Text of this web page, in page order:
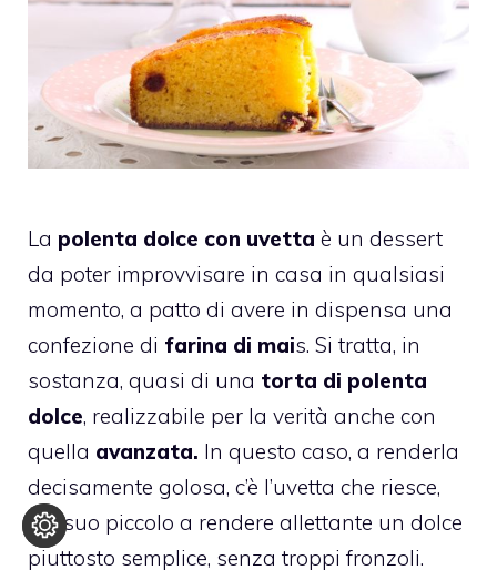
La polenta dolce con uvetta è un dessert
da poter improvvisare in casa in qualsiasi
momento, a patto di avere in dispensa una
confezione di farina di mais. Si tratta, in
sostanza, quasi di una torta di polenta
dolce, realizzabile per la verità anche con
quella avanzata. In questo caso, a renderla
decisamente golosa, c’è l’uvetta che riesce,
nel suo piccolo a rendere allettante un dolce
piuttosto semplice, senza troppi fronzoli.